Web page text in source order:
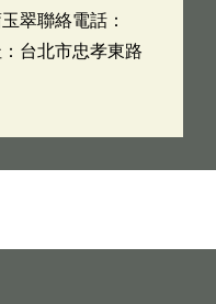
翠聯絡電話：
台北市忠孝東路